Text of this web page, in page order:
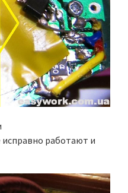
исправно работают и